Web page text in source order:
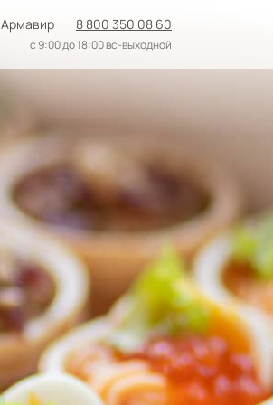
8 800 350 08 60
Армавир
с 9:00 до 18:00 вс-выходной